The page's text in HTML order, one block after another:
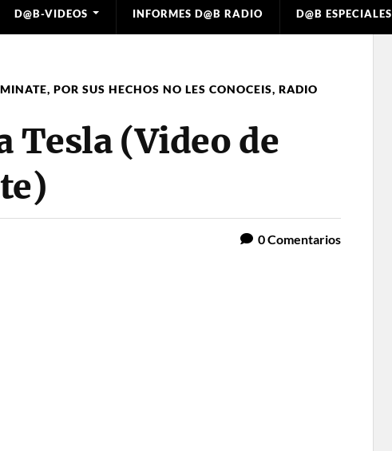
D@B-VIDEOS INFORMES D@B RADIO D@B ESPECIALES
, POR SUS HECHOS NO LES CONOCEIS, RADIO
Tesla (Video de
0Comentarios